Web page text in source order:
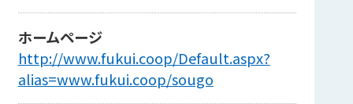
ホームページ
http://www.fukui.coop/Default.aspx?
alias=www.fukui.coop/sougo